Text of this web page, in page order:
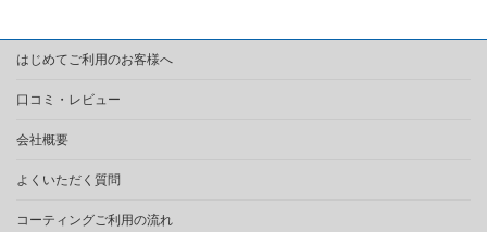
はじめてご利用のお客様へ
口コミ・レビュー
会社概要
よくいただく質問
コーティングご利用の流れ